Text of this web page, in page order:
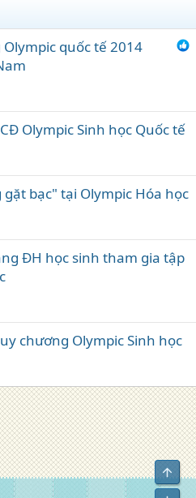
quốc tế 2014
Olympic Sinh học Quốc tế
bạc" tại Olympic Hóa học
ĐH học sinh tham gia tập
chương Olympic Sinh học
Top